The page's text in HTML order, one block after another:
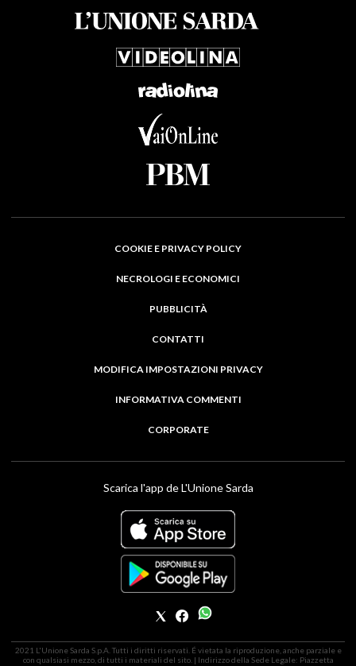
COOKIE E PRIVACY POLICY
NECROLOGI E ECONOMICI
PUBBLICITÀ
CONTATTI
MODIFICA IMPOSTAZIONI PRIVACY
INFORMATIVA COMMENTI
CORPORATE
Scarica l'app de L'Unione Sarda
2021 L'Unione Sarda S.p.A. Tutti i diritti riservati. É vietata la riproduzione, anche parziale e
con qualsiasi mezzo, di tutti i materiali del sito. | Indirizzo della Sede Legale: Piazzetta